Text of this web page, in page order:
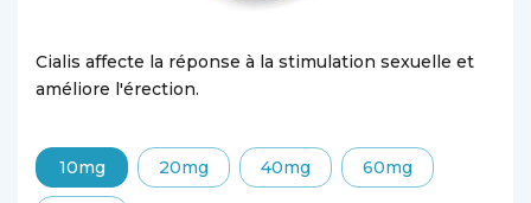
Cialis affecte la réponse à la stimulation sexuelle et
améliore l'érection.
10mg 20mg 40mg 60mg